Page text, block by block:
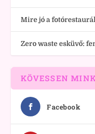
Mire jó a
Zero waste esküvő:
KÖVESSEN
Facebook